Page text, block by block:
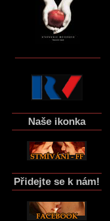
Naše ikonka
Přidejte se k nám!